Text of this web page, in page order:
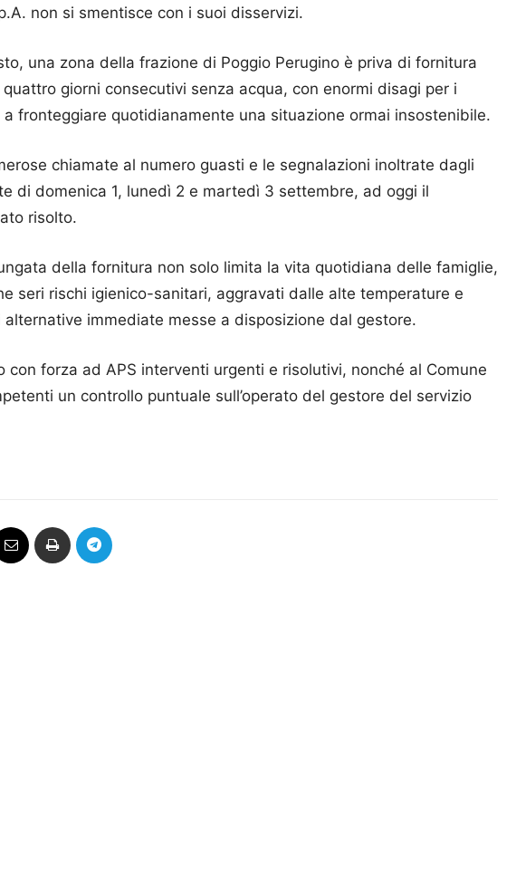
non si smentisce con i suoi disservizi.
una zona della frazione di Poggio Perugino è priva di fornitura
giorni consecutivi senza acqua, con enormi disagi per i
fronteggiare quotidianamente una situazione ormai insostenibile.
chiamate al numero guasti e le segnalazioni inoltrate dagli
di domenica 1, lunedì 2 e martedì 3 settembre, ad oggi il
risolto.
della fornitura non solo limita la vita quotidiana delle famiglie,
seri rischi igienico-sanitari, aggravati dalle alte temperature e
immediate messe a disposizione dal gestore.
con forza ad APS interventi urgenti e risolutivi, nonché al Comune
un controllo puntuale sull’operato del gestore del servizio